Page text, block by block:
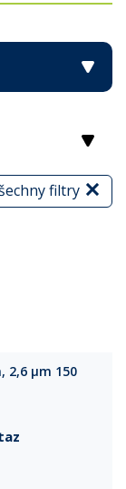
filtry
2,6 µm 150